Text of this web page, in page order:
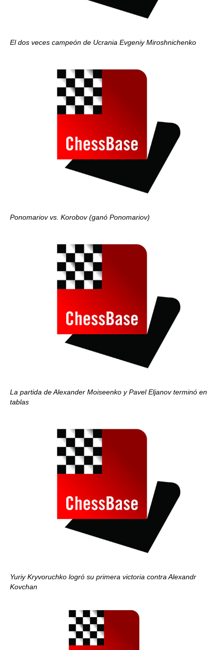
El dos veces campeón de Ucrania Evgeniy Miroshnichenko
Ponomariov vs. Korobov (ganó Ponomariov)
La partida de Alexander Moiseenko y Pavel Eljanov terminó en
tablas
Yuriy Kryvoruchko logró su primera victoria contra Alexandr
Kovchan